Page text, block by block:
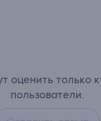
оценить только
пользователи.